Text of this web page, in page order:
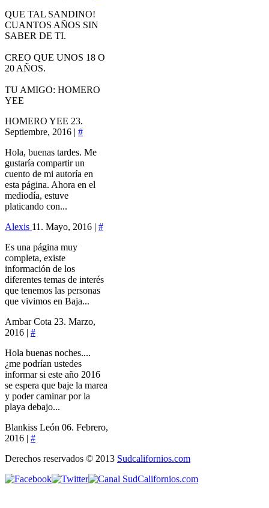
QUE TAL SANDINO!
CUANTOS AÑOS SIN
SABER DE TI.
CREO QUE UNOS 18 O
20 AÑOS.
TU AMIGO: HOMERO
YEE
HOMERO YEE 23.
Septiembre, 2016 | #
Hola, buenas tardes. Me
gustaría compartir un
cuento de mi autoría en
esta página. Ahora en el
mediodía, estuve
platicando con...
Alexis 11. Mayo, 2016 | #
Es una página muy
completa, existe
información de los
diferentes temas de interés
que tenemos las personas
que vivimos en Baja...
Ambar Cota 23. Marzo,
2016 | #
Hola buenas noches....
¿me podrían ustedes
informar si este año 2016
se espera que baje la marea
y poder caminar por la
playa debajo...
Blankiss León 06. Febrero,
2016 | #
Derechos reservados © 2013 Sudcalifornios.com